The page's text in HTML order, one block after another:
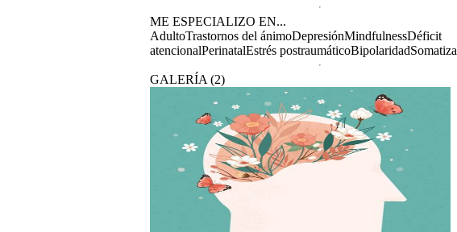
ME ESPECIALIZO EN...
AdultoTrastornos del ánimoDepresiónMindfulnessDéficit
atencionalPerinatalEstrés postraumáticoBipolaridad
GALERÍA (2)